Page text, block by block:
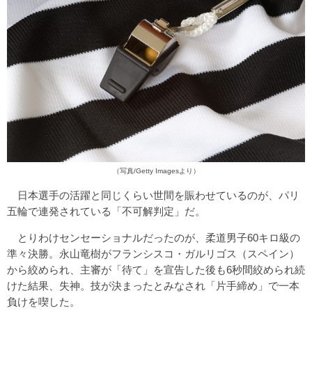
（写真/Getty Imagesより）
日本選手の活躍と同じくらい世間を賑わせているのが、パリ
五輪で連発されている「不可解判定」だ。
とりわけセンセーショナルだったのが、柔道男子60キロ級の
準々決勝。永山竜樹がフランシスコ・ガルリゴス（スペイン）
から絞められ、主審が「待て」を宣告した後も6秒間絞められ続
けた結果、失神。技が決まったとみなされ「片手締め」で一本
負けを喫した。